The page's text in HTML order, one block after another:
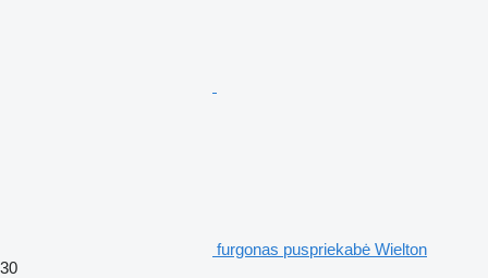
furgonas puspriekabė Wielton
30